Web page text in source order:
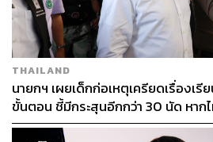
THAILAND
นายกฯ เผยเด็กก่อเหตุเครียดเรื่องเรี
ขั้นตอน ชี้มีกระสุนอีกกว่า 30 นัด หาก
สูญเสียเพิ่ม